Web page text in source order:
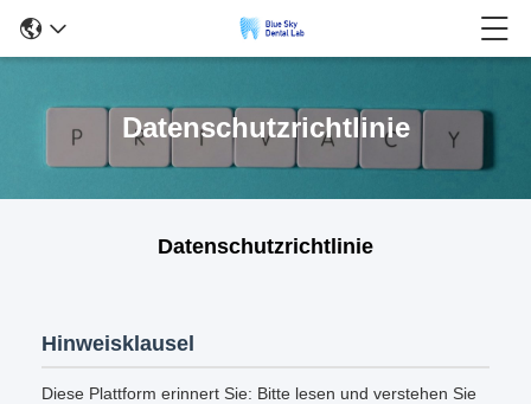
Datenschutzrichtlinie
Datenschutzrichtlinie
Hinweisklausel
Diese Plattform erinnert Sie: Bitte lesen und verstehen Sie